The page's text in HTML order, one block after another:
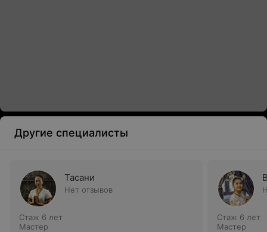
Другие специалисты
Тасани
Нет отзывов
Стаж 6 лет
Мастер
Стаж 6 лет
Мастер